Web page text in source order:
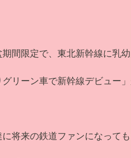
間限定で、東北新幹線に乳
グリーン車で新幹線デビュー
に将来の鉄道ファンになって